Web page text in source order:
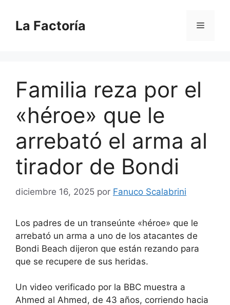
contenido
La Factoría Menú
Familia reza por el
«héroe» que le
arrebató el arma al
tirador de Bondi
diciembre 16, 2025 por Fanuco Scalabrini
Los padres de un transeúnte «héroe» que le
arrebató un arma a uno de los atacantes de
Bondi Beach dijeron que están rezando para
que se recupere de sus heridas.
Un video verificado por la BBC muestra a
Ahmed al Ahmed, de 43 años, corriendo hacia